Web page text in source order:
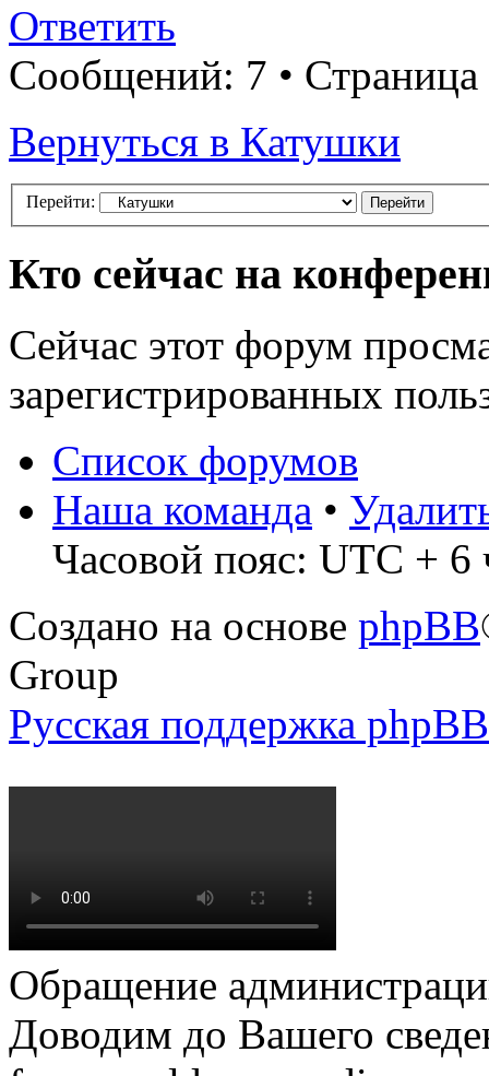
Ответить
Сообщений: 7 • Страница
Вернуться в Катушки
Перейти:
Кто сейчас на
Сейчас этот форум
зарегистрированных
Список форумов
Наша команда •
Часовой пояс: UTC + 6
Создано на основе phpBB
Group
Русская поддержка phpBB
Обращение
Доводим до Вашего